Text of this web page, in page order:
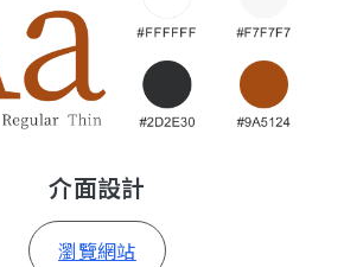
介面設計
瀏覽網站